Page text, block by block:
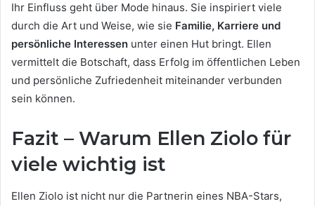
Ihr Einfluss geht über Mode hinaus. Sie inspiriert viele
durch die Art und Weise, wie sie Familie, Karriere und
persönliche Interessen unter einen Hut bringt. Ellen
vermittelt die Botschaft, dass Erfolg im öffentlichen Leben
und persönliche Zufriedenheit miteinander verbunden
sein können.
Fazit – Warum Ellen Ziolo für
viele wichtig ist
Ellen Ziolo ist nicht nur die Partnerin eines NBA-Stars,